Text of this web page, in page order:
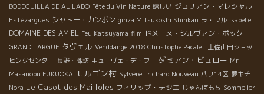
BODEGUILLA DE AL LADO Fête du Vin Nature 嬉しい ジュリアン・マレシャル
Estézargues シャトー・カンボン ginza Mitsukoshi Shinkan ラ・フル Isabelle
DOMAINE DES AMIEL Feu Katsuyama film ドメーヌ・シルヴァン・ボック
GRAND LARGUE タヴェル Venddange 2018 Christophe Pacalet 土佐山田ショッ
ピングセンター 長野・諏訪 キューヴェ・デ・フー ダミアン・ビュロー Mr.
Masanobu FUKUOKA モルゴン村 Sylvère Trichard Nouveau パリ14区 夢キチ
Nora Le Casot des Mailloles フィリップ・テシエ じゃんぼもち Sommelier